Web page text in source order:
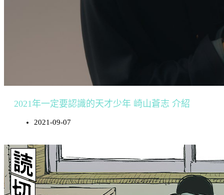
2021年一定要認識的天才少年 崎山蒼志 介紹
2021-09-07